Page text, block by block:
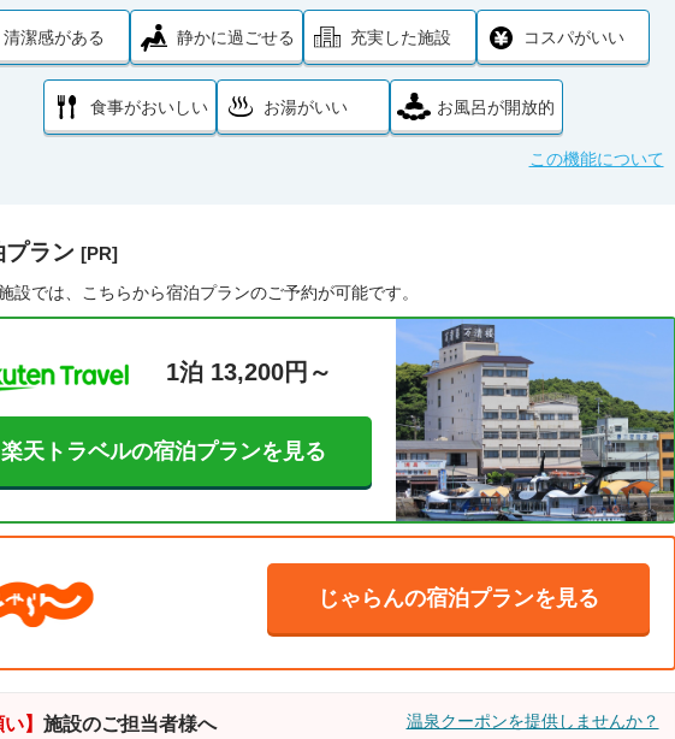
清潔感がある 静かに過ごせる 充実した施設 コスパがいい
食事がおいしい お湯がいい お風呂が開放的
この機能について
プラン [PR]
設では、こちらから宿泊プランのご予約が可能です。
1泊 13,200円～
楽天トラベルの宿泊プランを見る
じゃらんの宿泊プランを見る
】 施設のご担当者様へ 温泉クーポンを提供しませんか？